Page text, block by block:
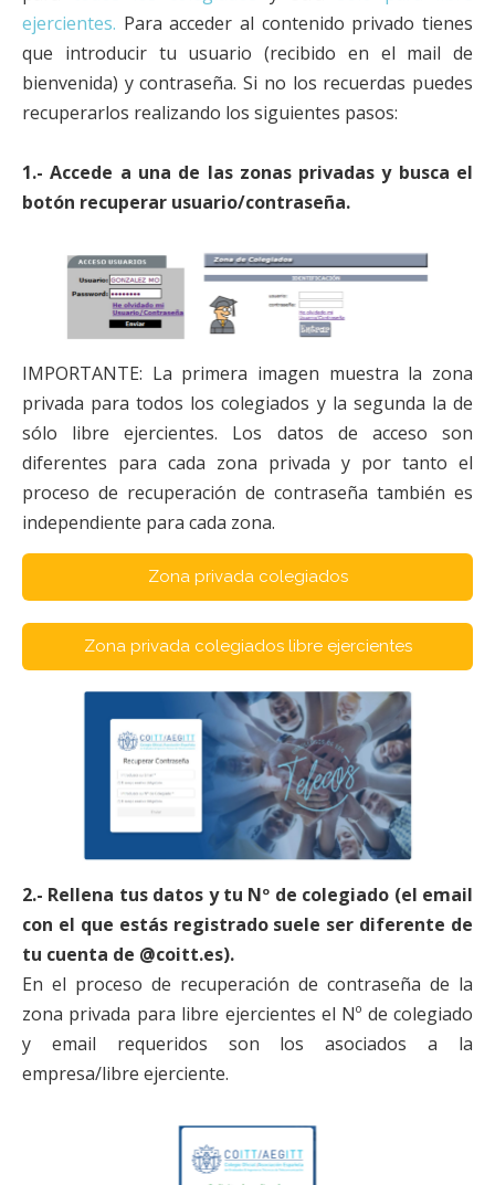
ejercientes. Para acceder al contenido privado tienes
que introducir tu usuario (recibido en el mail de
bienvenida) y contraseña. Si no los recuerdas puedes
recuperarlos realizando los siguientes pasos:
1.- Accede a una de las zonas privadas y busca el
botón recuperar usuario/contraseña.
IMPORTANTE: La primera imagen muestra la zona
privada para todos los colegiados y la segunda la de
sólo libre ejercientes. Los datos de acceso son
diferentes para cada zona privada y por tanto el
proceso de recuperación de contraseña también es
independiente para cada zona.
Zona privada colegiados
Zona privada colegiados libre ejercientes
2.- Rellena tus datos y tu Nº de colegiado (el email
con el que estás registrado suele ser diferente de
tu cuenta de @coitt.es).
En el proceso de recuperación de contraseña de la
zona privada para libre ejercientes el Nº de colegiado
y email requeridos son los asociados a la
empresa/libre ejerciente.